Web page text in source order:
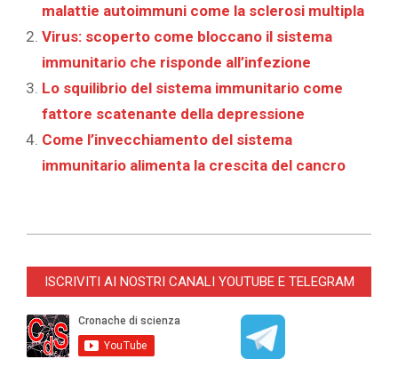
malattie autoimmuni come la sclerosi multipla
Virus: scoperto come bloccano il sistema
immunitario che risponde all’infezione
Lo squilibrio del sistema immunitario come
fattore scatenante della depressione
Come l’invecchiamento del sistema
immunitario alimenta la crescita del cancro
12-
ISCRIVITI AI NOSTRI CANALI YOUTUBE E TELEGRAM